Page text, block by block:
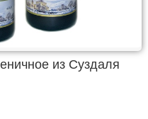
из Суздаля